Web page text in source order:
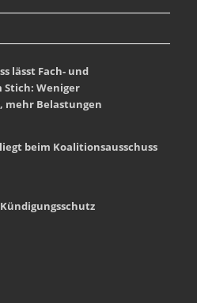
lässt Fach- und
Weniger
mehr Belastungen
beim Koalitionsausschuss